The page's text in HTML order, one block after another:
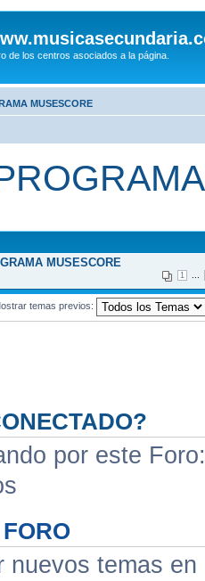
de los centros asociados a la página.
MUSESCORE
MUSESCORE
1
temas previos:
por este
nuevos temas